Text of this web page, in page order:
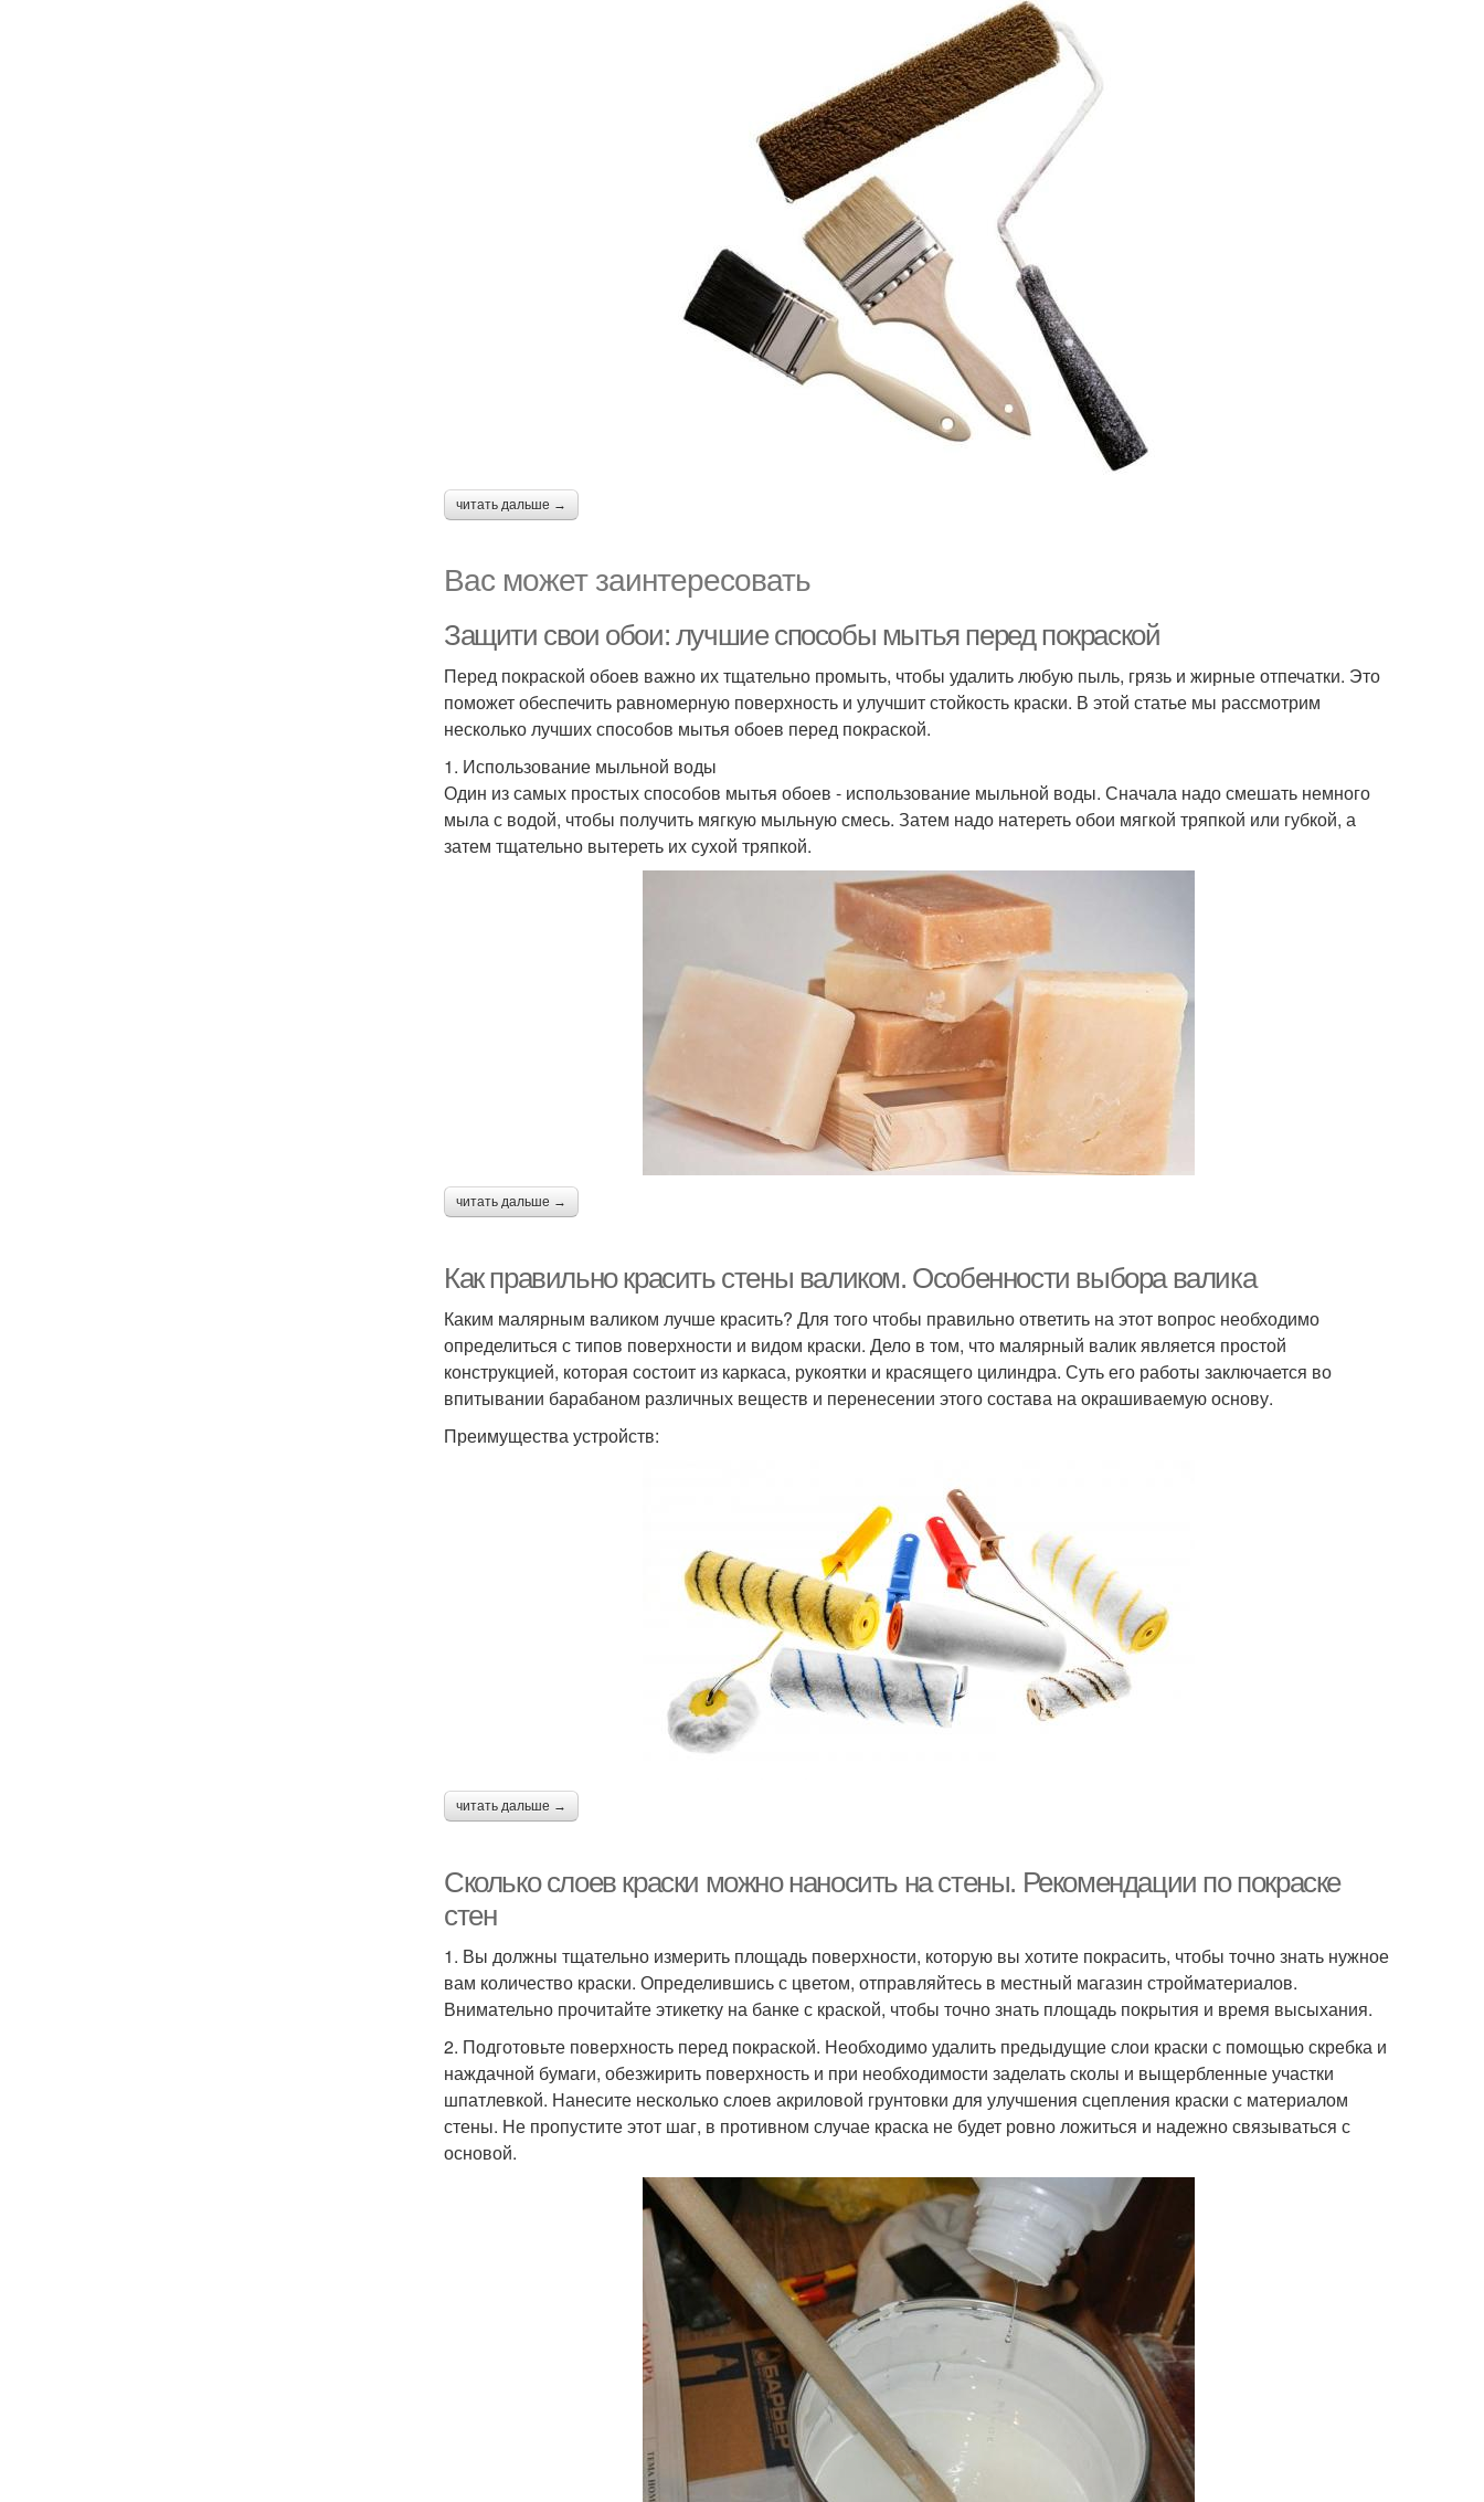
читать дальше →
Вас может заинтересовать
Защити свои обои: лучшие способы мытья перед покраской
Перед покраской обоев важно их тщательно промыть, чтобы удалить любую пыль, грязь и жирные отпечатки. Это
поможет обеспечить равномерную поверхность и улучшит стойкость краски. В этой статье мы рассмотрим
несколько лучших способов мытья обоев перед покраской.
1. Использование мыльной воды
Один из самых простых способов мытья обоев - использование мыльной воды. Сначала надо смешать немного
мыла с водой, чтобы получить мягкую мыльную смесь. Затем надо натереть обои мягкой тряпкой или губкой, а
затем тщательно вытереть их сухой тряпкой.
читать дальше →
Как правильно красить стены валиком. Особенности выбора валика
Каким малярным валиком лучше красить? Для того чтобы правильно ответить на этот вопрос необходимо
определиться с типов поверхности и видом краски. Дело в том, что малярный валик является простой
конструкцией, которая состоит из каркаса, рукоятки и красящего цилиндра. Суть его работы заключается во
впитывании барабаном различных веществ и перенесении этого состава на окрашиваемую основу.
Преимущества устройств:
читать дальше →
Сколько слоев краски можно наносить на стены. Рекомендации по покраске
стен
1. Вы должны тщательно измерить площадь поверхности, которую вы хотите покрасить, чтобы точно знать нужное
вам количество краски. Определившись с цветом, отправляйтесь в местный магазин стройматериалов.
Внимательно прочитайте этикетку на банке с краской, чтобы точно знать площадь покрытия и время высыхания.
2. Подготовьте поверхность перед покраской. Необходимо удалить предыдущие слои краски с помощью скребка и
наждачной бумаги, обезжирить поверхность и при необходимости заделать сколы и выщербленные участки
шпатлевкой. Нанесите несколько слоев акриловой грунтовки для улучшения сцепления краски с материалом
стены. Не пропустите этот шаг, в противном случае краска не будет ровно ложиться и надежно связываться с
основой.